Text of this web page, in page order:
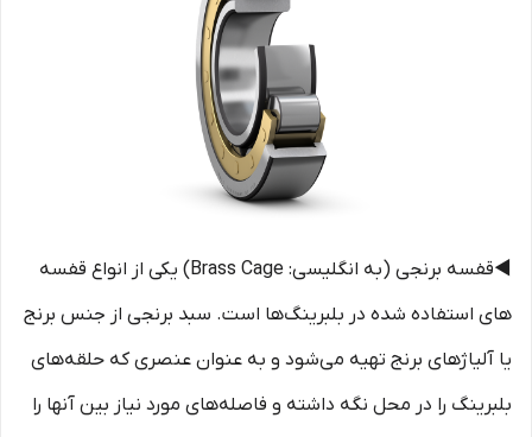
◀️قفسه برنجی (به انگلیسی: Brass Cage) یکی از انواع قفسه
های استفاده شده در بلبرینگ‌ها است. سبد برنجی از جنس برنج
یا آلیاژهای برنج تهیه می‌شود و به عنوان عنصری که حلقه‌های
بلبرینگ را در محل نگه داشته و فاصله‌های مورد نیاز بین آنها را